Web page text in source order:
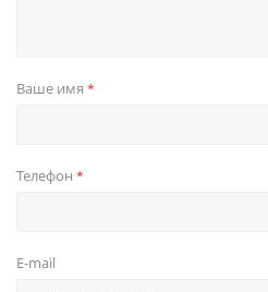
Ваше имя *
Телефон *
E-mail